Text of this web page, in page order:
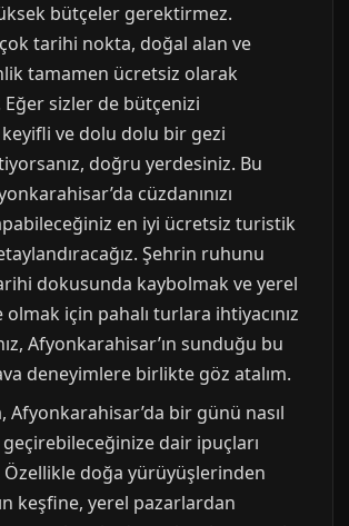
bütçeler gerektirmez.
tarihi nokta, doğal alan ve
tamamen ücretsiz olarak
sizler de bütçenizi
ve dolu dolu bir gezi
doğru yerdesiniz. Bu
cüzdanınızı
en iyi ücretsiz turistik
Şehrin ruhunu
dokusunda kaybolmak ve yerel
için pahalı turlara ihtiyacınız
Afyonkarahisar’ın sunduğu bu
deneyimlere birlikte göz atalım.
Afyonkarahisar’da bir günü nasıl
dair ipuçları
Özellikle doğa yürüyüşlerinden
keşfine, yerel pazarlardan